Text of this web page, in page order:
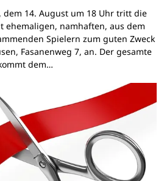
dem 14. August um 18 Uhr tritt die
ehemaligen, namhaften, aus dem
Spielern zum guten Zweck
Fasanenweg 7, an. Der gesamte
dem…